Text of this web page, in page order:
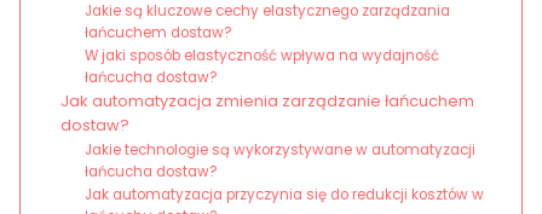
Jakie są kluczowe cechy elastycznego zarządzania
łańcuchem dostaw?
W jaki sposób elastyczność wpływa na wydajność
łańcucha dostaw?
Jak automatyzacja zmienia zarządzanie łańcuchem
dostaw?
Jakie technologie są wykorzystywane w automatyzacji
łańcucha dostaw?
Jak automatyzacja przyczynia się do redukcji kosztów w